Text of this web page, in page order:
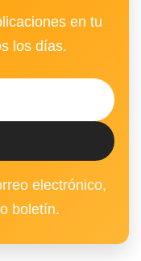
en tu
los días.
electrónico,
boletín.